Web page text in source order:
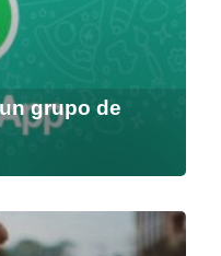
grupo de